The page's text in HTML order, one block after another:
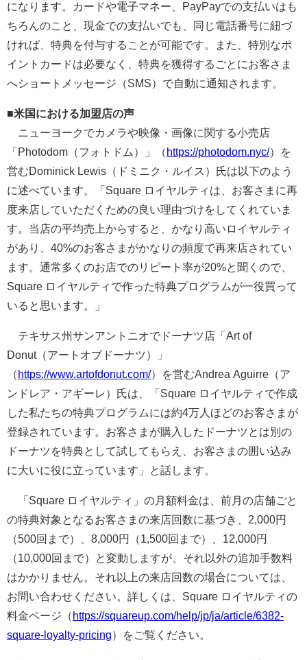
になります。カードや電子マネー、PayPayでの支払いはも
ちろんのこと、現金での支払いでも、同じ電話番号に紐づ
ければ、特典を付与することが可能です。また、特別なポ
イントカードは必要なく、特典を獲得するごとにお客さま
へショートメッセージ（SMS）で自動に通知されます。
■米国における加盟店の声
ニューヨークでカメラや映像・画像に関する小売店
「Photodom（フォトドム）」（ https://photodom.nyc/）を
営むDominick Lewis（ドミニク・ルイス）氏は以下のよう
に述べています。「Square ロイヤルティは、お客さまに再
度来店していただくための良い理由づけをしてくれていま
す。当店の平均売上からすると、かなり高いロイヤルティ
があり、40%のお客さまがかなりの頻度で再来店されてい
ます。通常多くのお店でのリピート率が20%と聞くので、
Square ロイヤルティで作った特典プログラムが一役買って
いると思います。」
テキサス州サンアントニオでドーナツ店「Art of
Donut（アートオブドーナツ）」
（ https://www.artofdonut.com/）を営むAndrea Aguirre（ア
ンドレア・アギーレ）氏は、「Square ロイヤルティで作成
した私たちの特典プログラムには約4万人ほどのお客さまが
登録されています。お客さまが購入したドーナツとは別の
ドーナツを特典として試してもらえ、お客さまの囲い込み
に大いに役に立っています」と話します。
「Square ロイヤルティ」の月額料金は、前月の店舗ごと
の特典対象となるお客さまの来店回数に基づき、2,000円
（500回まで）、8,000円（1,500回まで）、12,000円
（10,000回まで）と変動しますが、それ以外の追加手数料
はかかりません。それ以上の来店回数の場合については、
お問い合わせください。詳しくは、Square ロイヤルティの
料金ページ（ https://squareup.com/help/jp/ja/article/6382-
square-loyalty-pricing）をご覧ください。